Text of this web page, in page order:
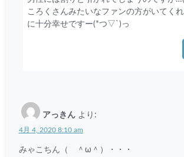
ころくさんみたいなファンの方がいてく
に十分幸せですー(*つ▽`)っ
アっきん より:
4月 4, 2020 8:10 am
みゃこちん（ ＾ω＾）・・・